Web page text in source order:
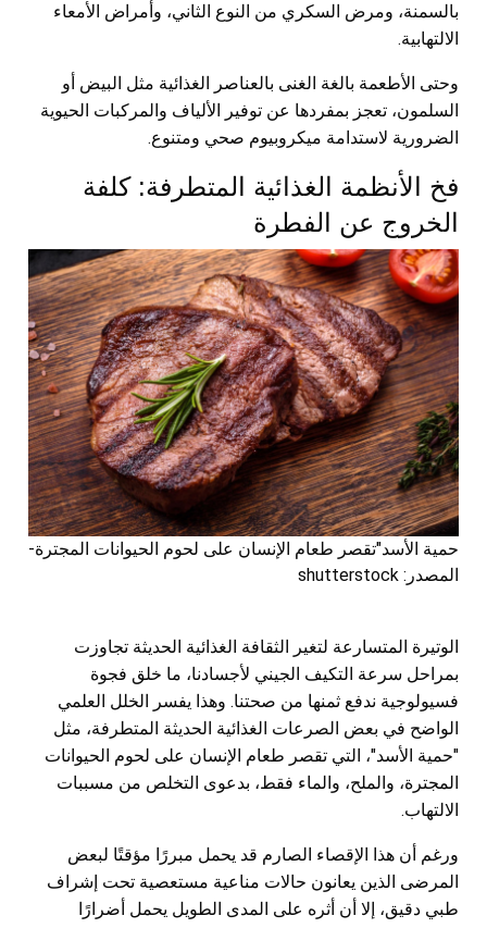
بالسمنة، ومرض السكري من النوع الثاني، وأمراض الأمعاء
الالتهابية.
وحتى الأطعمة بالغة الغنى بالعناصر الغذائية مثل البيض أو
السلمون، تعجز بمفردها عن توفير الألياف والمركبات الحيوية
الضرورية لاستدامة ميكروبيوم صحي ومتنوع.
فخ الأنظمة الغذائية المتطرفة: كلفة
الخروج عن الفطرة
حمية الأسد"تقصر طعام الإنسان على لحوم الحيوانات المجترة-
المصدر: shutterstock
الوتيرة المتسارعة لتغير الثقافة الغذائية الحديثة تجاوزت
بمراحل سرعة التكيف الجيني لأجسادنا، ما خلق فجوة
فسيولوجية ندفع ثمنها من صحتنا. وهذا يفسر الخلل العلمي
الواضح في بعض الصرعات الغذائية الحديثة المتطرفة، مثل
"حمية الأسد"، التي تقصر طعام الإنسان على لحوم الحيوانات
المجترة، والملح، والماء فقط، بدعوى التخلص من مسببات
الالتهاب.
ورغم أن هذا الإقصاء الصارم قد يحمل مبررًا مؤقتًا لبعض
المرضى الذين يعانون حالات مناعية مستعصية تحت إشراف
طبي دقيق، إلا أن أثره على المدى الطويل يحمل أضرارًا